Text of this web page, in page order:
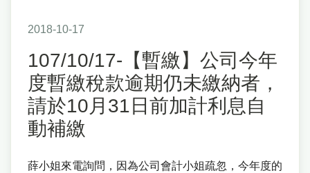
2018-10-17
107/10/17-【暫繳】公司今年
度暫繳稅款逾期仍未繳納者，
請於10月31日前加計利息自
動補繳
薛小姐來電詢問，因為公司會計小姐疏忽，今年度的